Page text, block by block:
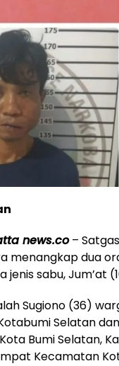
news.co–
menangkap dua
sabu, Jum’at
Sugiono (36)
Selatan
Bumi Selatan,
Kecamatan